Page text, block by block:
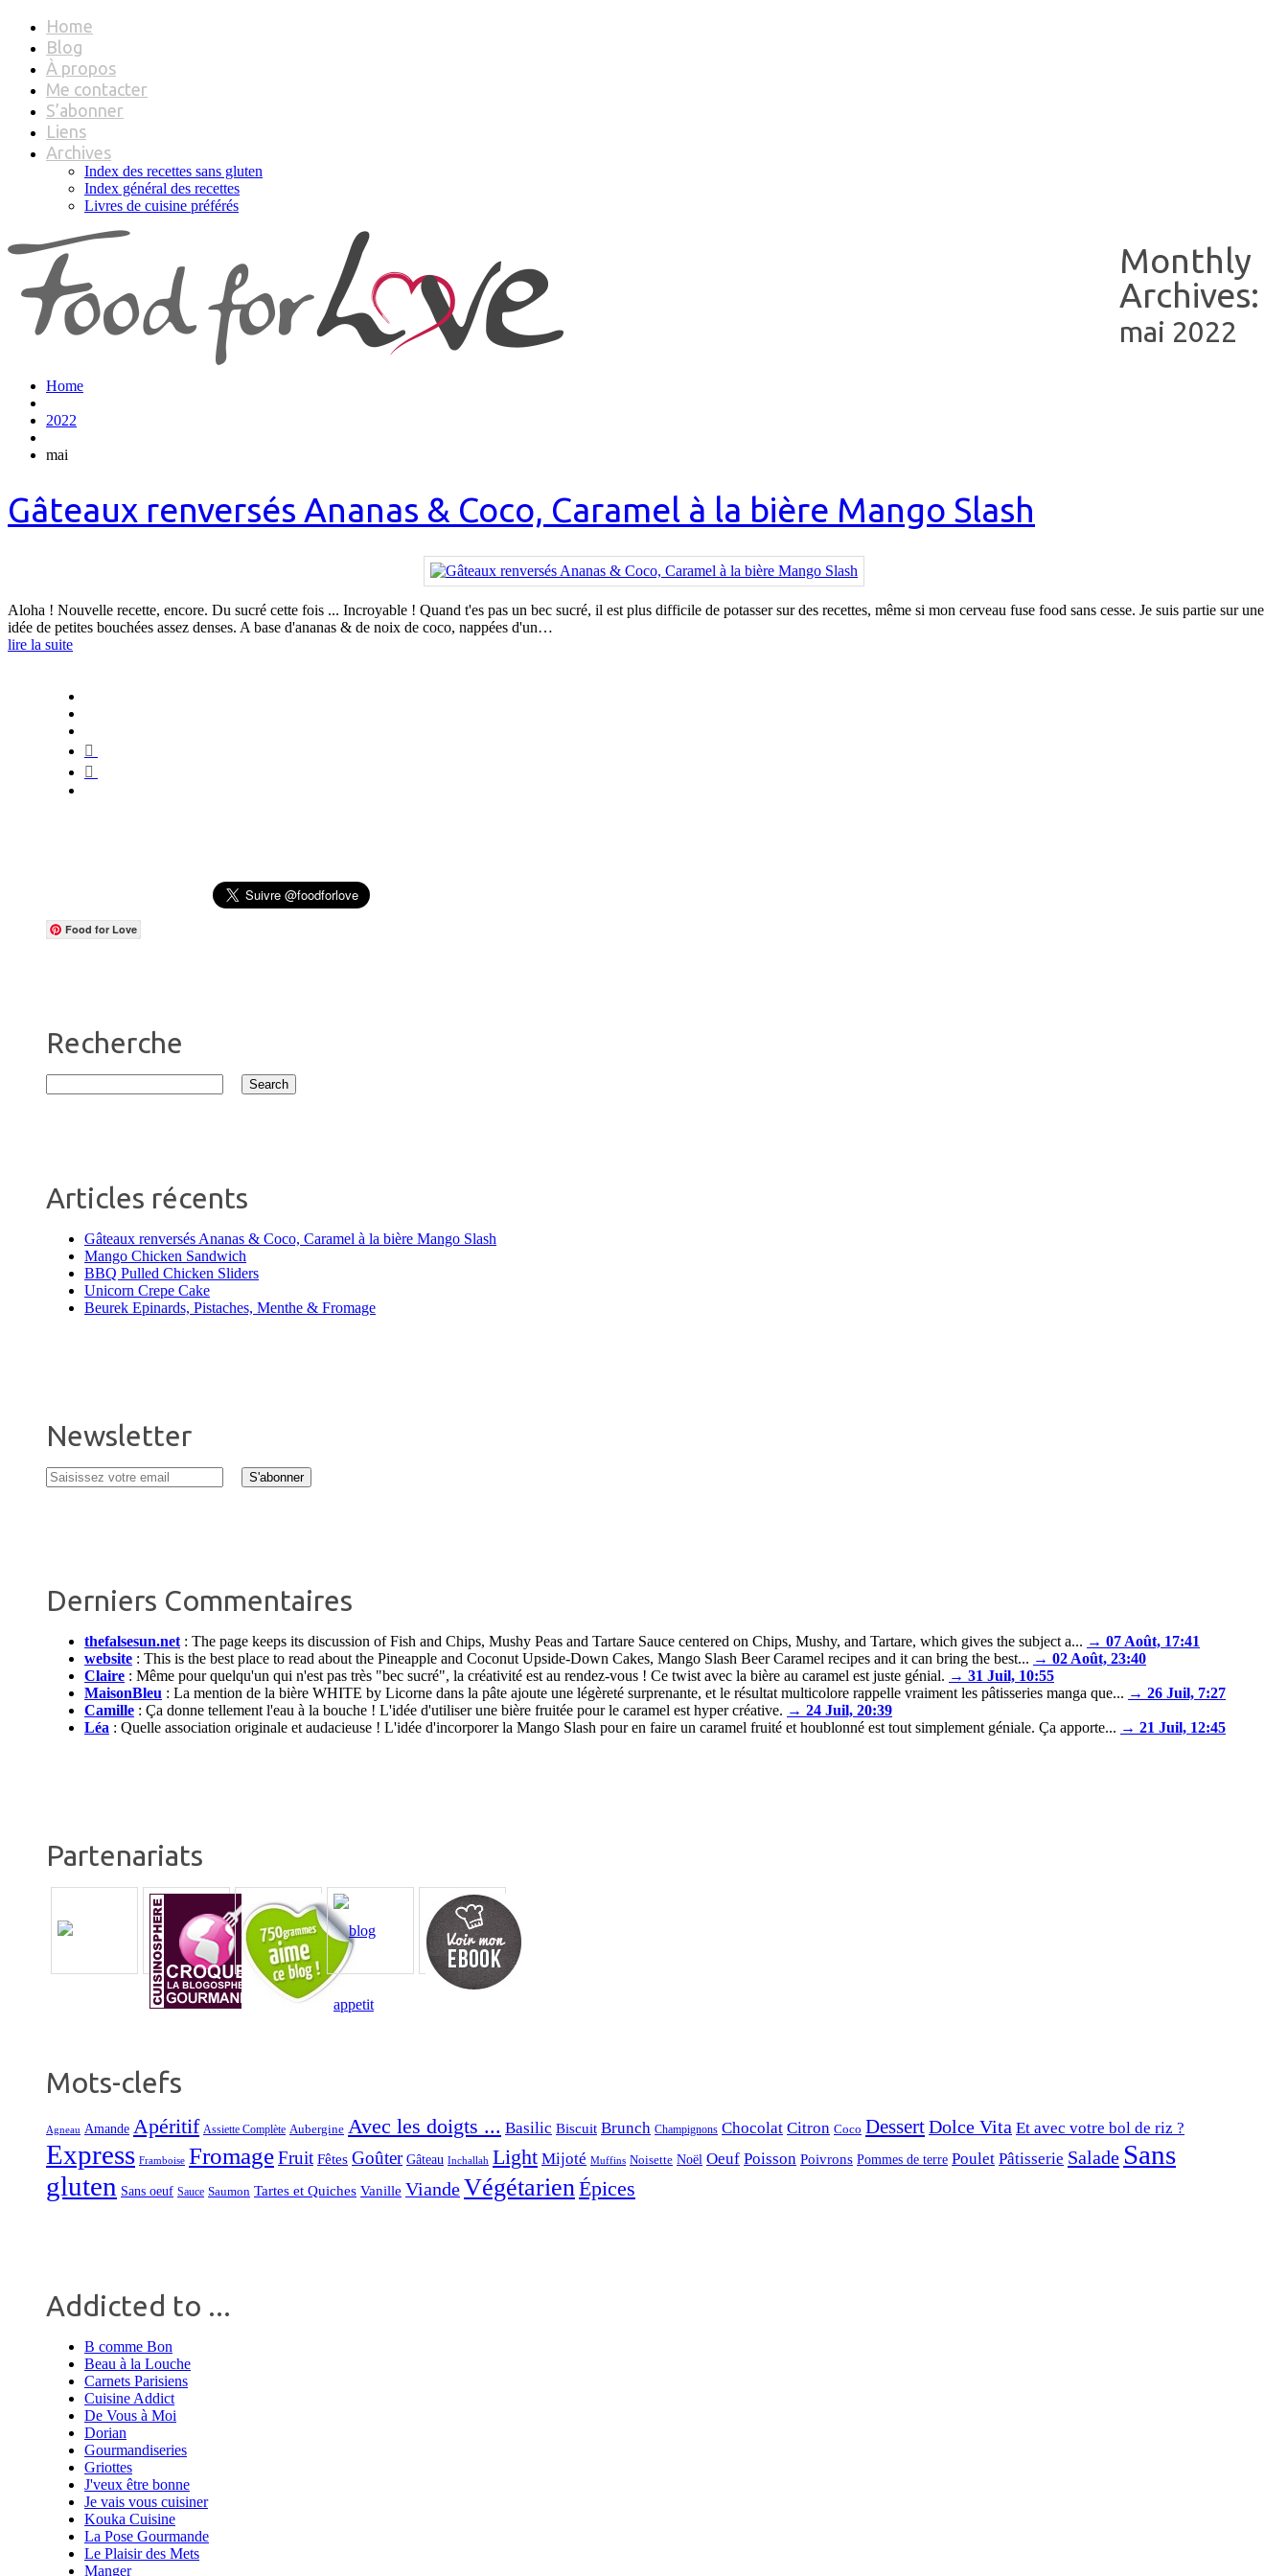
Home
Blog
À propos
Me contacter
S’abonner
Liens
Archives
Index des recettes sans gluten
Index général des recettes
Livres de cuisine préférés
Monthly
Archives:
mai 2022
Home
2022
mai
Gâteaux renversés Ananas & Coco, Caramel à la bière Mango Slash
Aloha ! Nouvelle recette, encore. Du sucré cette fois ... Incroyable ! Quand t'es pas un bec sucré, il est plus difficile de potasser sur des recettes, même si mon cerveau fuse food sans cesse. Je suis partie sur une
idée de petites bouchées assez denses. A base d'ananas & de noix de coco, nappées d'un…
lire la suite
Food for Love
Recherche
Articles récents
Gâteaux renversés Ananas & Coco, Caramel à la bière Mango Slash
Mango Chicken Sandwich
BBQ Pulled Chicken Sliders
Unicorn Crepe Cake
Beurek Epinards, Pistaches, Menthe & Fromage
Newsletter
Derniers Commentaires
thefalsesun.net : The page keeps its discussion of Fish and Chips, Mushy Peas and Tartare Sauce centered on Chips, Mushy, and Tartare, which gives the subject a... → 07 Août, 17:41
website : This is the best place to read about the Pineapple and Coconut Upside-Down Cakes, Mango Slash Beer Caramel recipes and it can bring the best... → 02 Août, 23:40
Claire : Même pour quelqu'un qui n'est pas très "bec sucré", la créativité est au rendez-vous ! Ce twist avec la bière au caramel est juste génial. → 31 Juil, 10:55
MaisonBleu : La mention de la bière WHITE by Licorne dans la pâte ajoute une légèreté surprenante, et le résultat multicolore rappelle vraiment les pâtisseries manga que... → 26 Juil, 7:27
Camille : Ça donne tellement l'eau à la bouche ! L'idée d'utiliser une bière fruitée pour le caramel est hyper créative. → 24 Juil, 20:39
Léa : Quelle association originale et audacieuse ! L'idée d'incorporer la Mango Slash pour en faire un caramel fruité et houblonné est tout simplement géniale. Ça apporte... → 21 Juil, 12:45
Partenariats
Mots-clefs
Agneau Amande Apéritif Assiette Complète Aubergine Avec les doigts ... Basilic Biscuit Brunch Champignons Chocolat Citron Coco DessertDolce Vita Et avec votre bol de riz ?
Express Framboise FromageFruit Fêtes Goûter Gâteau Inchallah Light Mijoté Muffins Noisette Noël Oeuf Poisson Poivrons Pommes de terre Poulet Pâtisserie Salade Sans
gluten Sans oeuf Sauce Saumon Tartes et Quiches Vanille ViandeVégétarien Épices
Addicted to ...
B comme Bon
Beau à la Louche
Carnets Parisiens
Cuisine Addict
De Vous à Moi
Dorian
Gourmandiseries
Griottes
J'veux être bonne
Je vais vous cuisiner
Kouka Cuisine
La Pose Gourmande
Le Plaisir des Mets
Manger